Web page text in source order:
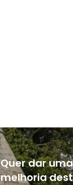
Quer dar
melhoria